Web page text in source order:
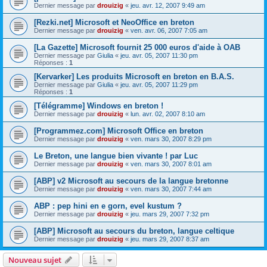
Dernier message par drouizig « jeu. avr. 12, 2007 9:49 am
[Rezki.net] Microsoft et NeoOffice en breton
Dernier message par drouizig « ven. avr. 06, 2007 7:05 am
[La Gazette] Microsoft fournit 25 000 euros d'aide à OAB
Dernier message par Giulia « jeu. avr. 05, 2007 11:30 pm
Réponses : 1
[Kervarker] Les produits Microsoft en breton en B.A.S.
Dernier message par Giulia « jeu. avr. 05, 2007 11:29 pm
Réponses : 1
[Télégramme] Windows en breton !
Dernier message par drouizig « lun. avr. 02, 2007 8:10 am
[Programmez.com] Microsoft Office en breton
Dernier message par drouizig « ven. mars 30, 2007 8:29 pm
Le Breton, une langue bien vivante ! par Luc
Dernier message par drouizig « ven. mars 30, 2007 8:01 am
[ABP] v2 Microsoft au secours de la langue bretonne
Dernier message par drouizig « ven. mars 30, 2007 7:44 am
ABP : pep hini en e gorn, evel kustum ?
Dernier message par drouizig « jeu. mars 29, 2007 7:32 pm
[ABP] Microsoft au secours du breton, langue celtique
Dernier message par drouizig « jeu. mars 29, 2007 8:37 am
Nouveau sujet